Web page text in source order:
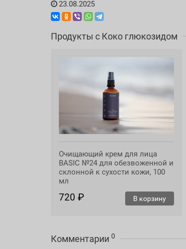
Нет, наоборот - это настоящий
компоненты: глюкозу и жирные
23.08.2025
Продукты с Коко глюкозидом
Очищающий крем для лица
BASIC №24 для обезвоженной и
склонной к сухости кожи, 100
мл
720 ₽ В корзину
Комментарии 0